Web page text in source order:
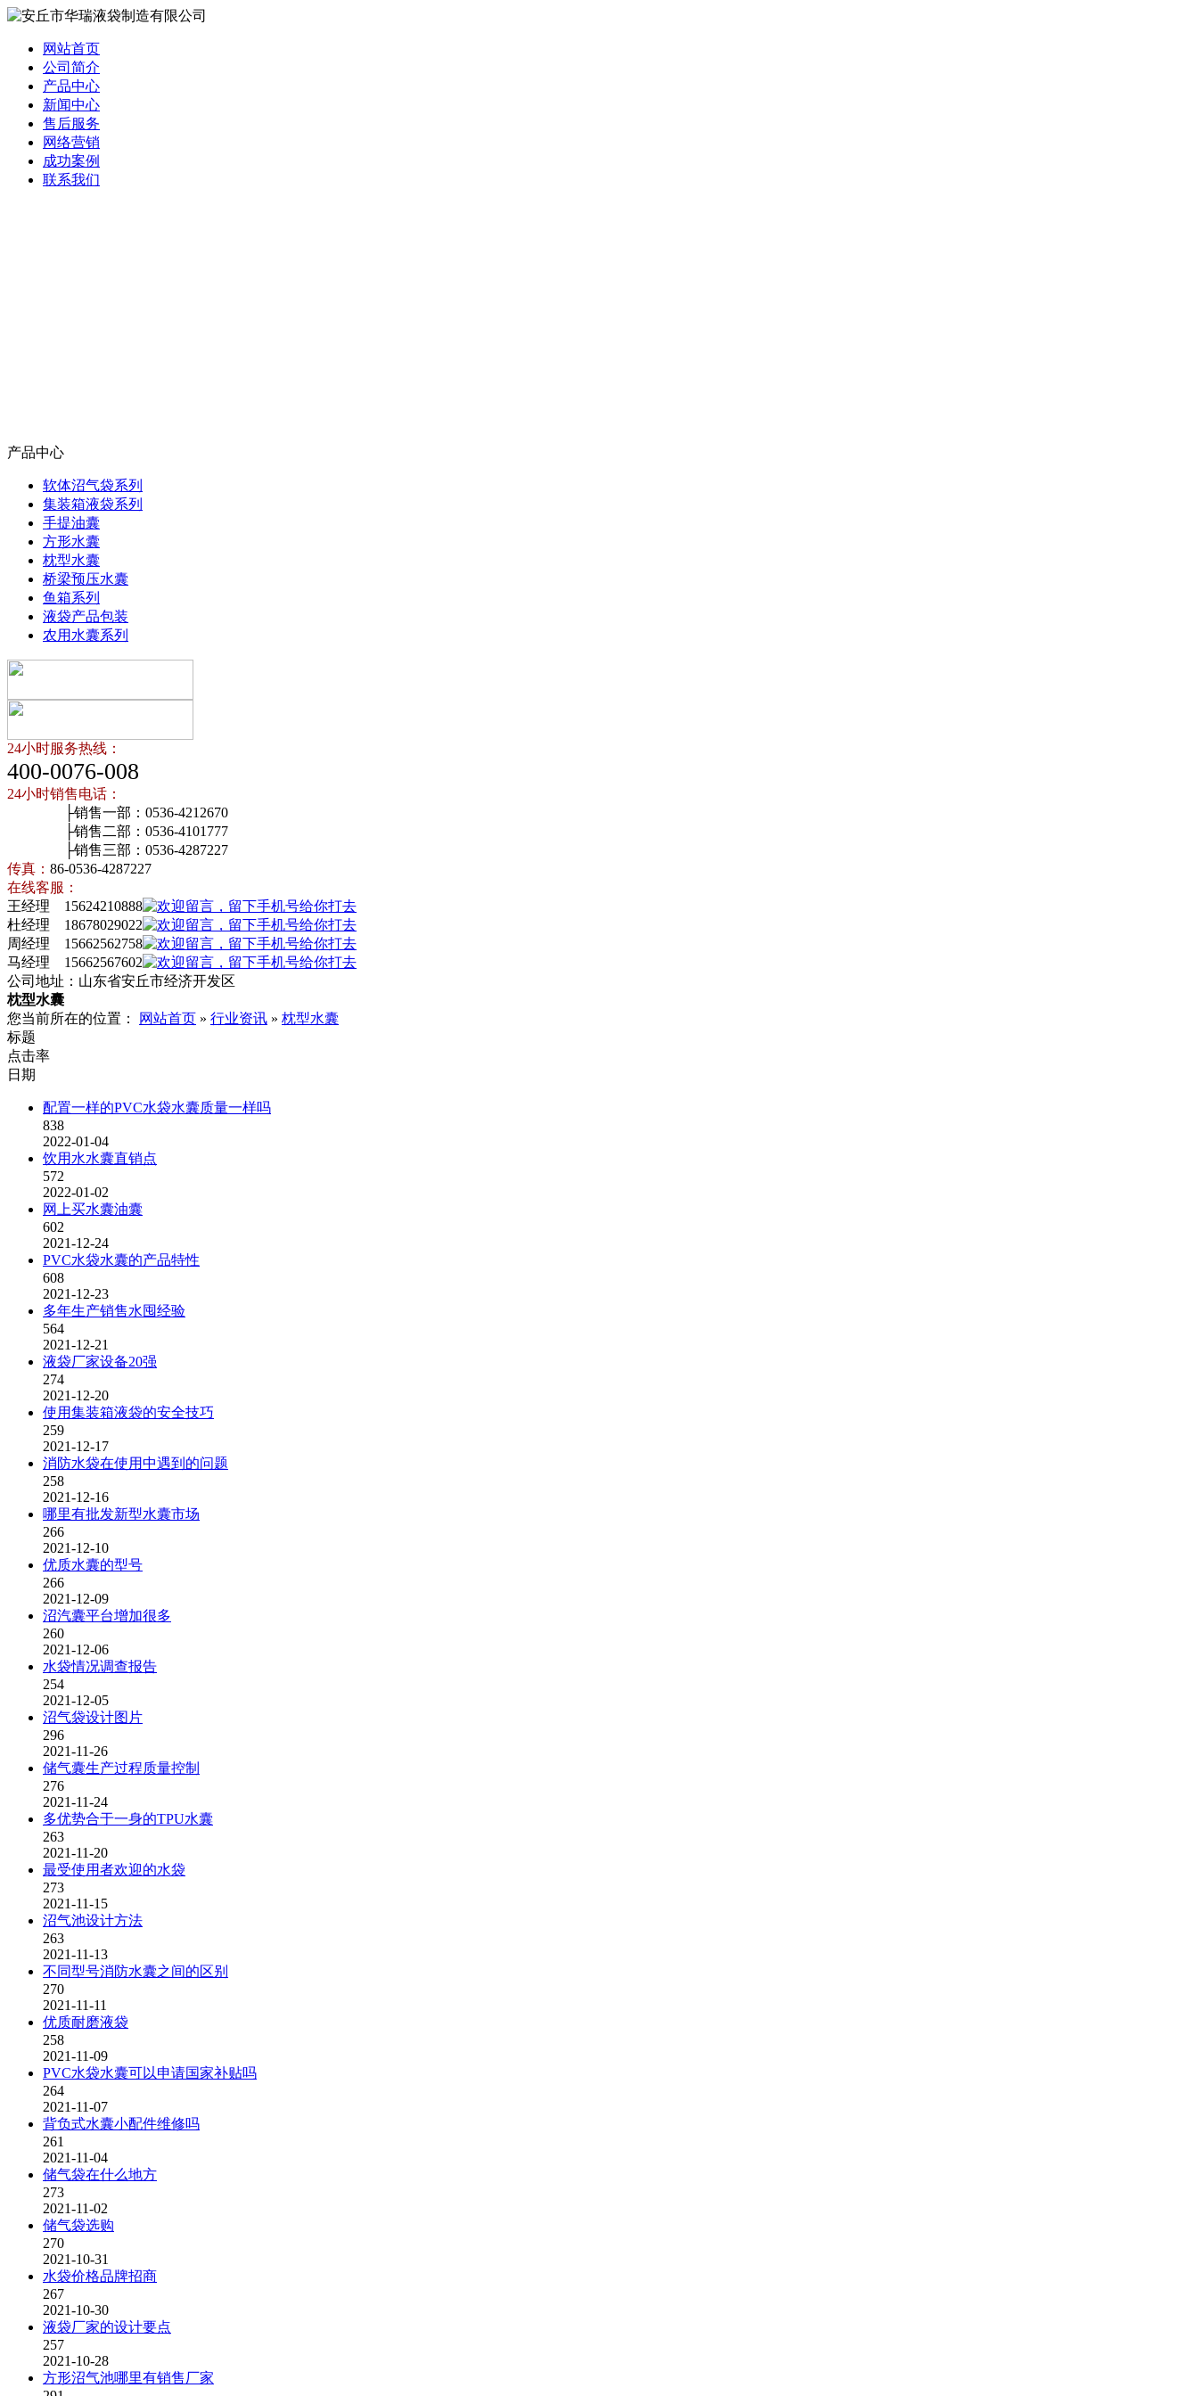
网站首页
公司简介
产品中心
新闻中心
售后服务
网络营销
成功案例
联系我们
产品中心
软体沼气袋系列
集装箱液袋系列
手提油囊
方形水囊
枕型水囊
桥梁预压水囊
鱼箱系列
液袋产品包装
农用水囊系列
24小时服务热线：
400-0076-008
24小时销售电话：
├销售一部：0536-4212670
├销售二部：0536-4101777
├销售三部：0536-4287227
传真： 86-0536-4287227
在线客服：
王经理 15624210888
杜经理 18678029022
周经理 15662562758
马经理 15662567602
公司地址：山东省安丘市经济开发区
枕型水囊
您当前所在的位置：
网站首页 » 行业资讯 » 枕型水囊
标题
点击率
日期
配置一样的PVC水袋水囊质量一样吗
838
2022-01-04
饮用水水囊直销点
572
2022-01-02
网上买水囊油囊
602
2021-12-24
PVC水袋水囊的产品特性
608
2021-12-23
多年生产销售水囤经验
564
2021-12-21
液袋厂家设备20强
274
2021-12-20
使用集装箱液袋的安全技巧
259
2021-12-17
消防水袋在使用中遇到的问题
258
2021-12-16
哪里有批发新型水囊市场
266
2021-12-10
优质水囊的型号
266
2021-12-09
沼汽囊平台增加很多
260
2021-12-06
水袋情况调查报告
254
2021-12-05
沼气袋设计图片
296
2021-11-26
储气囊生产过程质量控制
276
2021-11-24
多优势合于一身的TPU水囊
263
2021-11-20
最受使用者欢迎的水袋
273
2021-11-15
沼气池设计方法
263
2021-11-13
不同型号消防水囊之间的区别
270
2021-11-11
优质耐磨液袋
258
2021-11-09
PVC水袋水囊可以申请国家补贴吗
264
2021-11-07
背负式水囊小配件维修吗
261
2021-11-04
储气袋在什么地方
273
2021-11-02
储气袋选购
270
2021-10-31
水袋价格品牌招商
267
2021-10-30
液袋厂家的设计要点
257
2021-10-28
方形沼气池哪里有销售厂家